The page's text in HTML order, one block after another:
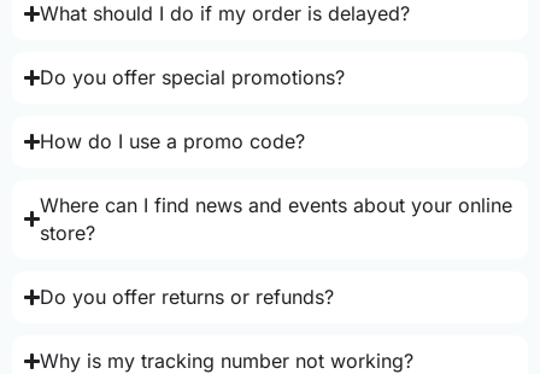
What should I do if my order is delayed?
Do you offer special promotions?
How do I use a promo code?
Where can I find news and events about your online
store?
Do you offer returns or refunds?
Why is my tracking number not working?